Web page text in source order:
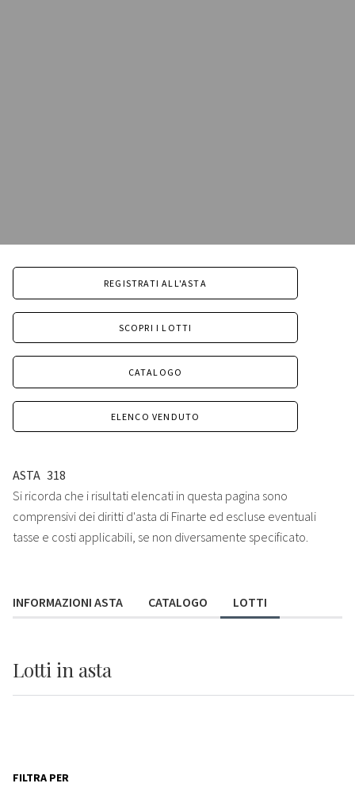
REGISTRATI ALL'ASTA
SCOPRI I LOTTI
CATALOGO
ELENCO VENDUTO
ASTA 318
Si ricorda che i risultati elencati in questa pagina sono
comprensivi dei diritti d'asta di Finarte ed escluse eventuali
tasse e costi applicabili, se non diversamente specificato.
INFORMAZIONI ASTA CATALOGO LOTTI
Lotti in asta
FILTRA PER